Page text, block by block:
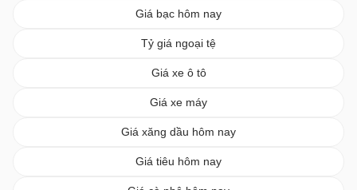
Giá bạc hôm nay
Tỷ giá ngoại tệ
Giá xe ô tô
Giá xe máy
Giá xăng dầu hôm nay
Giá tiêu hôm nay